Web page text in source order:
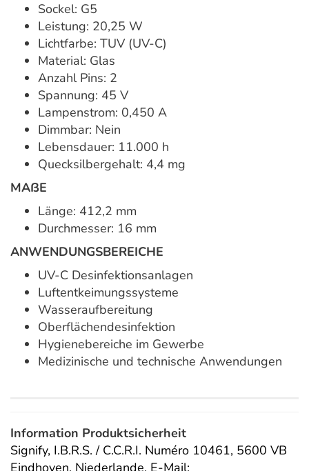
Sockel: G5
Leistung: 20,25 W
Lichtfarbe: TUV (UV-C)
Material: Glas
Anzahl Pins: 2
Spannung: 45 V
Lampenstrom: 0,450 A
Dimmbar: Nein
Lebensdauer: 11.000 h
Quecksilbergehalt: 4,4 mg
MAẞE
Länge: 412,2 mm
Durchmesser: 16 mm
ANWENDUNGSBEREICHE
UV-C Desinfektionsanlagen
Luftentkeimungssysteme
Wasseraufbereitung
Oberflächendesinfektion
Hygienebereiche im Gewerbe
Medizinische und technische Anwendungen
Information Produktsicherheit
Signify, I.B.R.S. / C.C.R.I. Numéro 10461, 5600 VB